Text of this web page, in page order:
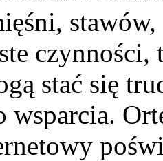
stać się
wsparcia.